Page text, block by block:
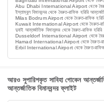
Abu Dhabi International Airport থেকে বৈরুত-
ইস্তাম্বুল বিমানবন্দর থেকে বৈরুত-রাফিক হরিরি
Milas Bodrum Airport থেকে বৈরুত-রাফিক হরিরি
Kuwait International Airport থেকে বৈরুত-রাফিক
দুবাই আন্তর্জাতিক বিমানবন্দর থেকে বৈরুত-রাফিক
Dusseldorf International Airport থেকে বৈরুত-
Hamad International Airport থেকে বৈরুত-রাফিক
Erbil International Airport থেকে বৈরুত-রাফিক
আরও সুপারিশকৃত সাবিহা গোকেন
আন্তর্জাতিক বিমানবন্দর ফ্লাইট